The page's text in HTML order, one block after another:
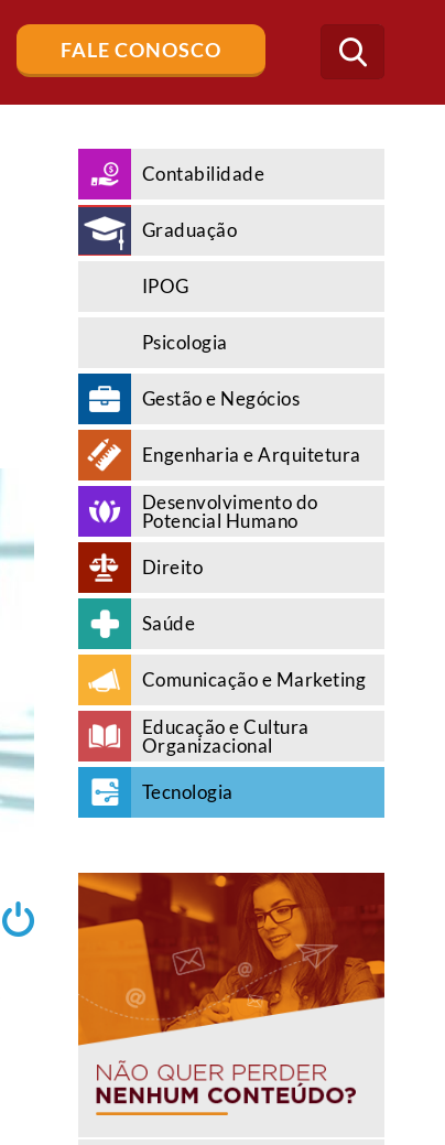
FALE CONOSCO
Buscar
no
blog
Contabilidade
Graduação
IPOG
Psicologia
Gestão e Negócios
Engenharia e Arquitetura
Desenvolvimento do
Potencial Humano
Direito
Saúde
Comunicação e Marketing
Educação e Cultura
Organizacional
Tecnologia